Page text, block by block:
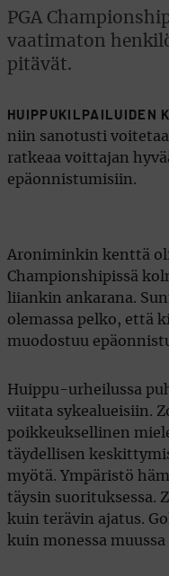
PGA
vaatimaton
pitävät.
HUIPPUKILPAILUIDEN
niin sanotusti
ratkeaa voittajan
epäonnistumisiin.
Aroniminkin kenttä
Championshipissä
liiankin ankarana.
olemassa pelko, että
muodostuu
Huippu-urheilussa
viitata sykealueisiin.
poikkeuksellinen
täydellisen
myötä. Ympäristö
täysin suorituksessa.
kuin terävin ajatus.
kuin monessa muussa